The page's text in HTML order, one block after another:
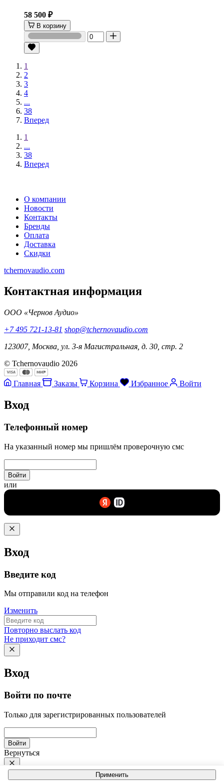
Применить
58 500 ₽
В корзину
1
2
3
4
...
38
Вперед
1
...
38
Вперед
О компании
Новости
Контакты
Бренды
Оплата
Доставка
Скидки
tchernovaudio.com
Контактная информация
ООО «Чернов Аудио»
+7 495 721-13-81 shop@tchernovaudio.com
123007, Москва, ул. 3-я Магистральная, д. 30, стр. 2
© Tchernovaudio 2026
Главная Заказы Корзина Избранное Войти
Вход
Телефонный номер
На указанный номер мы пришлём проверочную смс
Войти
или
Вход
Введите код
Мы отправили код на телефон
Изменить
Повторно выслать код
Не приходит смс?
Вход
Войти по почте
Только для зарегистрированных пользователей
Войти
Вернуться